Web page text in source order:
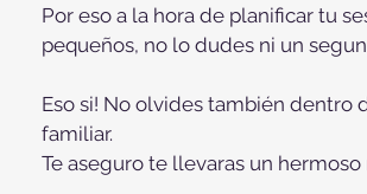
Por eso a la hora de planificar tu
pequeños, no lo dudes ni un
Eso si! No olvides también dentro
familiar.
Te aseguro te llevaras un